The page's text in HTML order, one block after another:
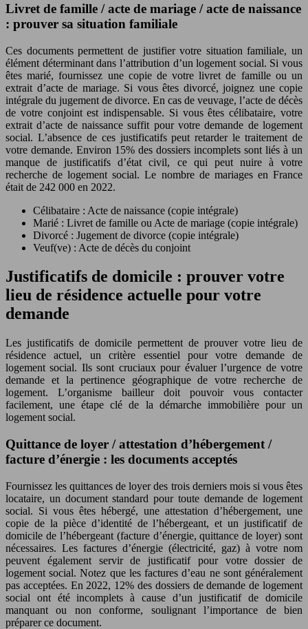
Livret de famille / acte de mariage / acte de naissance
: prouver sa situation familiale
Ces documents permettent de justifier votre situation familiale, un
élément déterminant dans l’attribution d’un logement social. Si vous
êtes marié, fournissez une copie de votre livret de famille ou un
extrait d’acte de mariage. Si vous êtes divorcé, joignez une copie
intégrale du jugement de divorce. En cas de veuvage, l’acte de décès
de votre conjoint est indispensable. Si vous êtes célibataire, votre
extrait d’acte de naissance suffit pour votre demande de logement
social. L’absence de ces justificatifs peut retarder le traitement de
votre demande. Environ 15% des dossiers incomplets sont liés à un
manque de justificatifs d’état civil, ce qui peut nuire à votre
recherche de logement social. Le nombre de mariages en France
était de 242 000 en 2022.
Célibataire : Acte de naissance (copie intégrale)
Marié : Livret de famille ou Acte de mariage (copie intégrale)
Divorcé : Jugement de divorce (copie intégrale)
Veuf(ve) : Acte de décès du conjoint
Justificatifs de domicile : prouver votre
lieu de résidence actuelle pour votre
demande
Les justificatifs de domicile permettent de prouver votre lieu de
résidence actuel, un critère essentiel pour votre demande de
logement social. Ils sont cruciaux pour évaluer l’urgence de votre
demande et la pertinence géographique de votre recherche de
logement. L’organisme bailleur doit pouvoir vous contacter
facilement, une étape clé de la démarche immobilière pour un
logement social.
Quittance de loyer / attestation d’hébergement /
facture d’énergie : les documents acceptés
Fournissez les quittances de loyer des trois derniers mois si vous êtes
locataire, un document standard pour toute demande de logement
social. Si vous êtes hébergé, une attestation d’hébergement, une
copie de la pièce d’identité de l’hébergeant, et un justificatif de
domicile de l’hébergeant (facture d’énergie, quittance de loyer) sont
nécessaires. Les factures d’énergie (électricité, gaz) à votre nom
peuvent également servir de justificatif pour votre dossier de
logement social. Notez que les factures d’eau ne sont généralement
pas acceptées. En 2022, 12% des dossiers de demande de logement
social ont été incomplets à cause d’un justificatif de domicile
manquant ou non conforme, soulignant l’importance de bien
préparer ce document.